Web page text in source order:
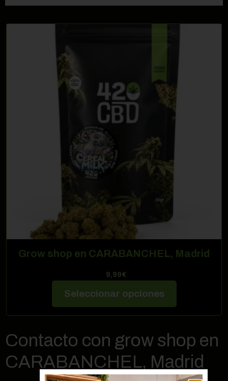
Grow shop en CARABANCHEL, Madrid
9,99€
Seleccionar opciones
Contacto con grow shop en
CARABANCHEL, Madrid